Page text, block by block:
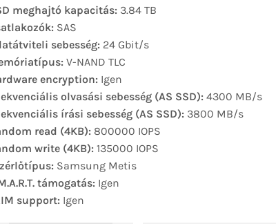
meghajtó kapacitás: 3.84 TB
SAS
sebesség: 24 Gbit/s
V-NAND TLC
encryption: Igen
olvasási sebesség (AS SSD): 4300 MB/s
írási sebesség (AS SSD): 3800 MB/s
read (4KB): 800000 IOPS
write (4KB): 135000 IOPS
Samsung Metis
támogatás: Igen
support: Igen